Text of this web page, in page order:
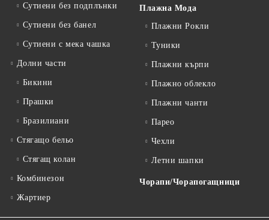
Сутиени без подплънки
Сутиени без банел
Сутиени с мека чашка
Долни части
Бикини
Прашки
Бразилиани
Стягащо бельо
Стягащ колан
Комбинезон
Жартиер
Плажна Мода
Плажни Рокли
Туники
Плажни кърпи
Плажно облекло
Плажни чанти
Парео
Чехли
Летни шапки
Чорапи/Чорапогащници